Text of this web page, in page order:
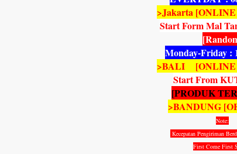
>Jakarta
Start Form Mal
Monday-Friday :
>BALI [ONLINE
Start From
[PRODUK
>BANDUNG
Note:
Kecepatan Pengiriman
First Come First